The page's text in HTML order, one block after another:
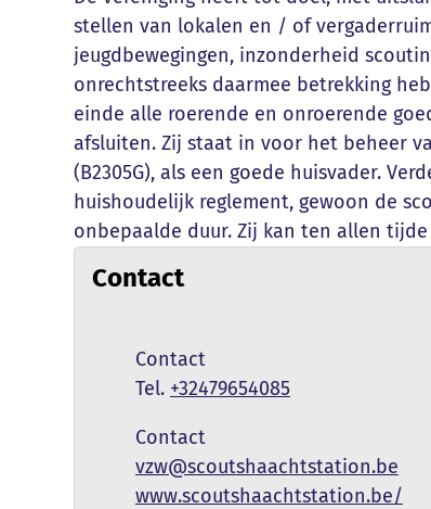
stellen van lokalen en / of
jeugdbewegingen, inzonderheid
onrechtstreeks daarmee betrekking
einde alle roerende en onroerende
afsluiten. Zij staat in voor het beheer
(B2305G), als een goede huisvader.
huishoudelijk reglement, gewoon de
onbepaalde duur. Zij kan ten allen
Contact
NaamContact
+32479654085
NaamContact
E-mailvzw@scoutshaachtstation.be
Websitewww.scoutshaachtstation.be/